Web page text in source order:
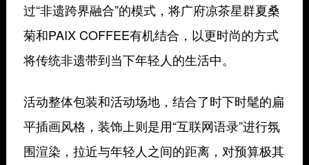
过“非遗跨界融合”的模式，将广府凉茶星群夏桑
菊和PAIX COFFEE有机结合，以更时尚的方式
将传统非遗带到当下年轻人的生活中。
活动整体包装和活动场地，结合了时下时髦的扁
平插画风格，装饰上则是用“互联网语录”进行氛
围渲染，拉近与年轻人之间的距离，对预算极其